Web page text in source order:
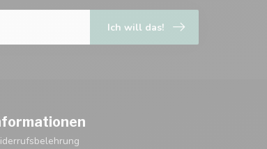
Ich will das!